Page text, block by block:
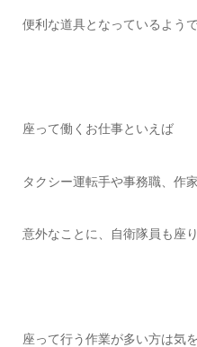
便利な道具となっているようで
座って働くお仕事といえば
タクシー運転手や事務職、作
意外なことに、自衛隊員も座
座って行う作業が多い方は気